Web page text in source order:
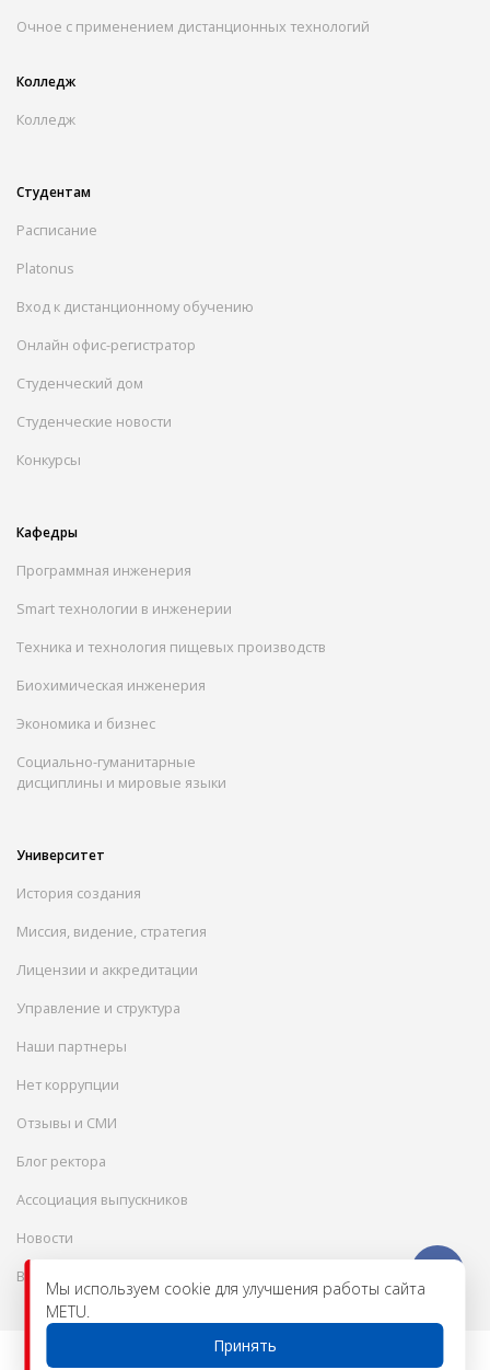
Мы используем cookie для улучшения работы сайта
METU.
Принять
Очное с применением дистанционных технологий
Колледж
Колледж
Студентам
Расписание
Platonus
Вход к дистанционному обучению
Онлайн офис-регистратор
Студенческий дом
Студенческие новости
Конкурсы
Кафедры
Программная инженерия
Smart технологии в инженерии
Техника и технология пищевых производств
Биохимическая инженерия
Экономика и бизнес
Социально-гуманитарные
дисциплины и мировые языки
Университет
История создания
Миссия, видение, стратегия
Лицензии и аккредитации
Управление и структура
Наши партнеры
Нет коррупции
Отзывы и СМИ
Блог ректора
Ассоциация выпускников
Новости
Вакансии
© 2026 Международный инженерно-